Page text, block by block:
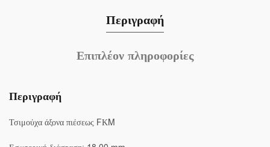
Περιγραφή
Επιπλέον πληροφορίες
Περιγραφή
Τσιμούχα άξονα πιέσεως FΚM